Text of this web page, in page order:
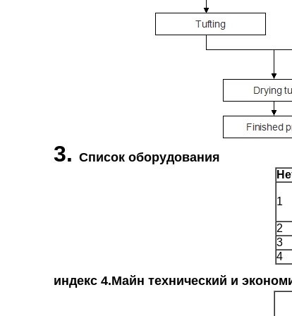
3. Список оборудования
1
2
3
4
индекс 4.Майн технический и